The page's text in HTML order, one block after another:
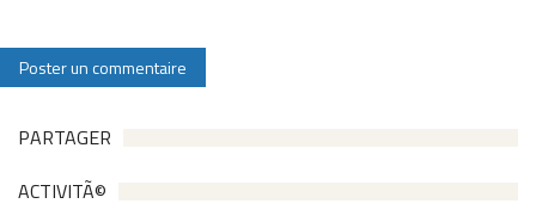
PARTAGER
ACTIVITÃ©